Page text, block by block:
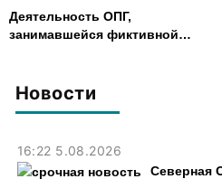
Новости
16:22 5.08.2026
Северная
Деятельность ОПГ,
занимавшейся фиктивной